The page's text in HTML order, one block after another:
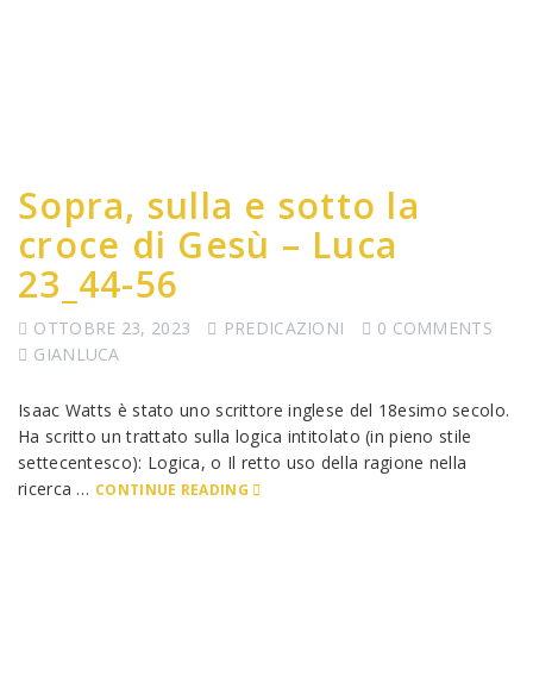
Sopra, sulla e sotto la
croce di Gesù – Luca
23_44-56
OTTOBRE 23, 2023 PREDICAZIONI
0 COMMENTS
GIANLUCA
Isaac Watts è stato uno scrittore inglese del 18esimo secolo.
Ha scritto un trattato sulla logica intitolato (in pieno stile
settecentesco): Logica, o Il retto uso della ragione nella
ricerca … CONTINUE READING